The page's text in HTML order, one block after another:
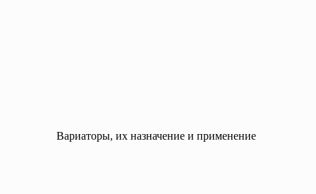
Вариаторы, их назначение и применение